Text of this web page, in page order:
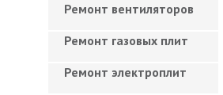
Ремонт вентиляторов
Ремонт газовых плит
Ремонт электроплит